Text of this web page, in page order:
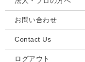
お問い合わせ
Contact Us
ログアウト